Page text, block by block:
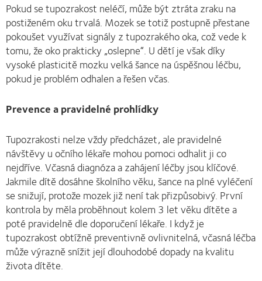
Pokud se tupozrakost neléčí, může být ztráta zraku na
postiženém oku trvalá. Mozek se totiž postupně přestane
pokoušet využívat signály z tupozrakého oka, což vede k
tomu, že oko prakticky „oslepne“. U dětí je však díky
vysoké plasticitě mozku velká šance na úspěšnou léčbu,
pokud je problém odhalen a řešen včas.
Prevence a pravidelné prohlídky
Tupozrakosti nelze vždy předcházet, ale pravidelné
návštěvy u očního lékaře mohou pomoci odhalit ji co
nejdříve. Včasná diagnóza a zahájení léčby jsou klíčové.
Jakmile dítě dosáhne školního věku, šance na plné vyléčení
se snižují, protože mozek již není tak přizpůsobivý. První
kontrola by měla proběhnout kolem 3 let věku dítěte a
poté pravidelně dle doporučení lékaře. I když je
tupozrakost obtížně preventivně ovlivnitelná, včasná léčba
může výrazně snížit její dlouhodobé dopady na kvalitu
života dítěte.